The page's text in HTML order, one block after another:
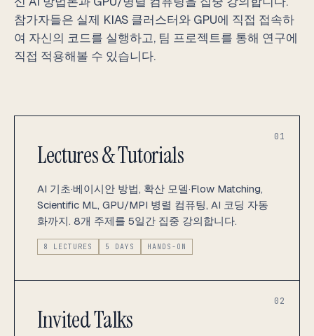
참가자들은 실제 KIAS 클러스터와 GPU에 직접 접속하
여 자신의 코드를 실행하고, 팀 프로젝트를 통해 연구에
직접 적용해볼 수 있습니다.
01
Lectures & Tutorials
AI 기초·베이시안 방법, 확산 모델·Flow Matching,
Scientific ML, GPU/MPI 병렬 컴퓨팅, AI 코딩 자동
화까지. 8개 주제를 5일간 집중 강의합니다.
8 LECTURES 5 DAYS HANDS-ON
02
Invited Talks